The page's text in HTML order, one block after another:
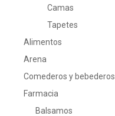
Camas
Tapetes
Alimentos
Arena
Comederos y bebederos
Farmacia
Balsamos